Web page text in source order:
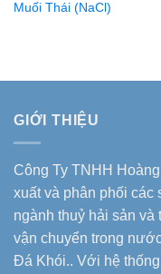
Muối Thái (NaCl)
GIỚI THIỆU
Công Ty TNHH
xuất và phân phối các
ngành thuỷ hải sản và
vận chuyển trong
Đá Khói.. Với hệ